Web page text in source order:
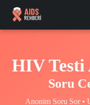
HIV
Soru
Anonim Soru Sor •